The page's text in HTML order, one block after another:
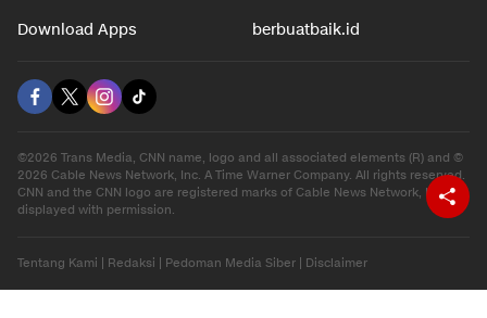
Download Apps berbuatbaik.id
©2026 Trans Media, CNN name, logo and all associated elements (R) and ©
2026 Cable News Network, Inc. A Time Warner Company. All rights reserved.
CNN and the CNN logo are registered marks of Cable News Network, Inc.,
displayed with permission.
Tentang Kami Redaksi Pedoman Media Siber Disclaimer